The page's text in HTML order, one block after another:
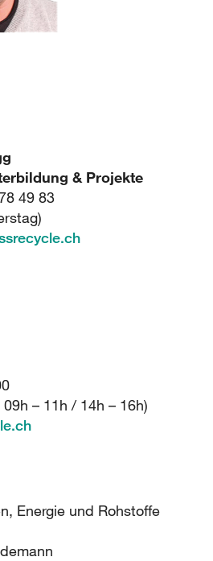
& Projekte
49 83
– 11h / 14h – 16h)
Energie und Rohstoffe